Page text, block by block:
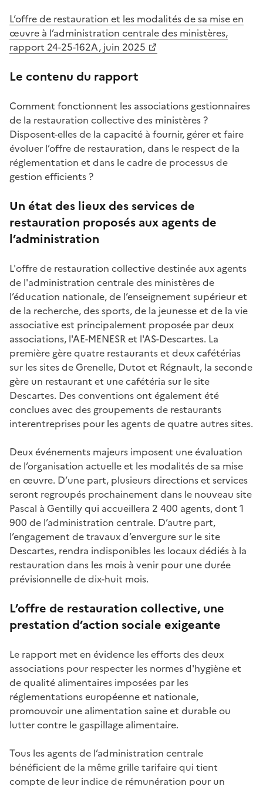
L’offre de restauration et les modalités de sa mise en
œuvre à l’administration centrale des ministères,
rapport 24-25-162A, juin 2025
Le contenu du rapport
Comment fonctionnent les associations gestionnaires
de la restauration collective des ministères ?
Disposent-elles de la capacité à fournir, gérer et faire
évoluer l’offre de restauration, dans le respect de la
réglementation et dans le cadre de processus de
gestion efficients ?
Un état des lieux des services de
restauration proposés aux agents de
l’administration
L'offre de restauration collective destinée aux agents
de l'administration centrale des ministères de
l’éducation nationale, de l’enseignement supérieur et
de la recherche, des sports, de la jeunesse et de la vie
associative est principalement proposée par deux
associations, l'AE-MENESR et l'AS-Descartes. La
première gère quatre restaurants et deux cafétérias
sur les sites de Grenelle, Dutot et Régnault, la seconde
gère un restaurant et une cafétéria sur le site
Descartes. Des conventions ont également été
conclues avec des groupements de restaurants
interentreprises pour les agents de quatre autres sites.
Deux événements majeurs imposent une évaluation
de l’organisation actuelle et les modalités de sa mise
en œuvre. D’une part, plusieurs directions et services
seront regroupés prochainement dans le nouveau site
Pascal à Gentilly qui accueillera 2 400 agents, dont 1
900 de l’administration centrale. D’autre part,
l’engagement de travaux d’envergure sur le site
Descartes, rendra indisponibles les locaux dédiés à la
restauration dans les mois à venir pour une durée
prévisionnelle de dix-huit mois.
L’offre de restauration collective, une
prestation d’action sociale exigeante
Le rapport met en évidence les efforts des deux
associations pour respecter les normes d'hygiène et
de qualité alimentaires imposées par les
réglementations européenne et nationale,
promouvoir une alimentation saine et durable ou
lutter contre le gaspillage alimentaire.
Tous les agents de l’administration centrale
bénéficient de la même grille tarifaire qui tient
compte de leur indice de rémunération pour un